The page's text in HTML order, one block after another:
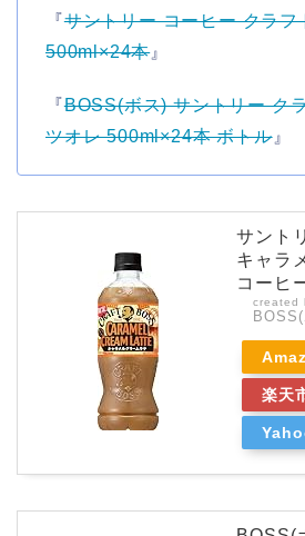
『サントリー コーヒー クラフ
500ml×24本』
『BOSS(ボス) サントリー ク
ツオレ 500ml×24本 ボトル』
サント
キャラ
コーヒ
created
楽天